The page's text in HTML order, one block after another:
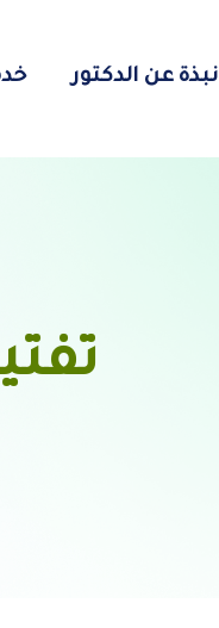
نبذة عن الدكتور